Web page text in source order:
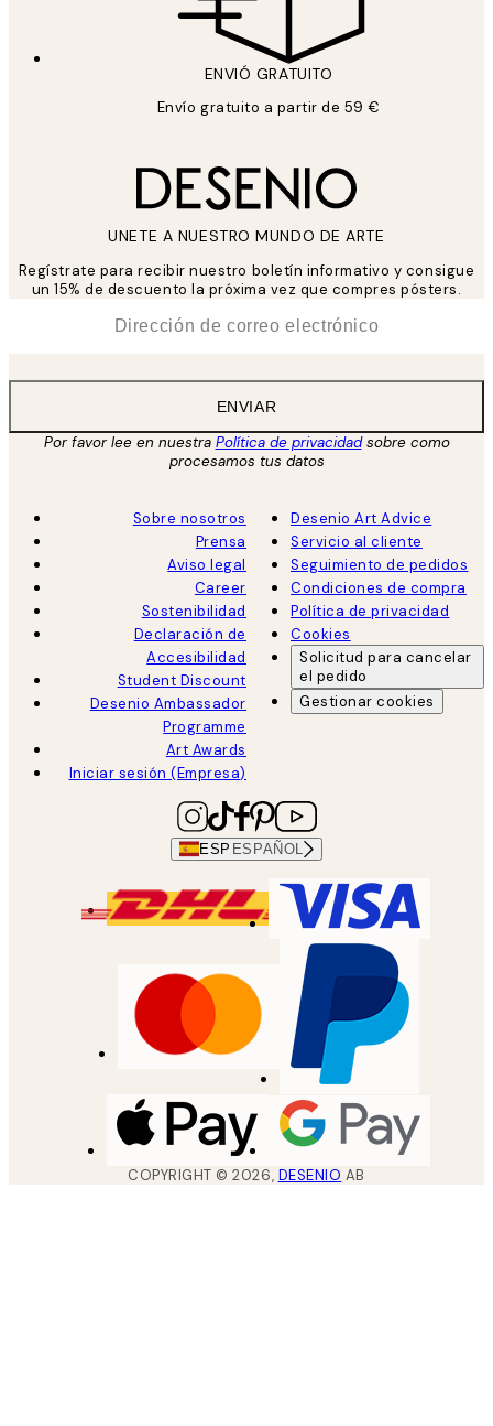
ENVIÓ GRATUITO
Envío gratuito a partir de 59 €
UNETE A NUESTRO MUNDO DE ARTE
Regístrate para recibir nuestro boletín informativo y consigue
un 15% de descuento la próxima vez que compres pósters.
ENVIAR
Por favor lee en nuestra Política de privacidadsobre como
procesamos tus datos
Sobre nosotros
Prensa
Aviso legal
Career
Sostenibilidad
Declaración de
Accesibilidad
Student Discount
Desenio Ambassador
Programme
Art Awards
Iniciar sesión (Empresa)
Desenio Art Advice
Servicio al cliente
Seguimiento de pedidos
Condiciones de compra
Política de privacidad
Cookies
Solicitud para cancelar
el pedido
Gestionar cookies
ESP ESPAÑOL
COPYRIGHT ©2026, DESENIO AB